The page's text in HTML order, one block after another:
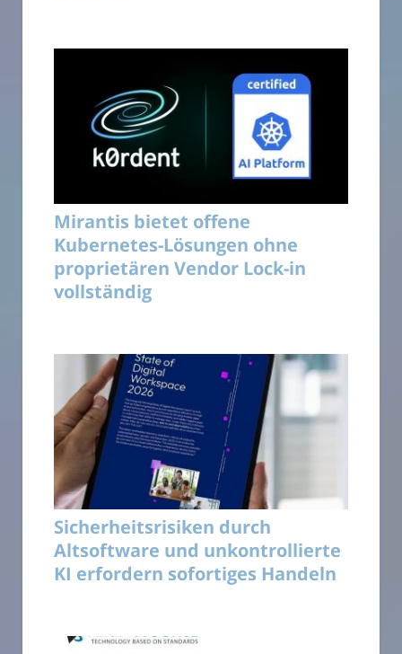
Mirantis bietet offene
Kubernetes-Lösungen ohne
proprietären Vendor Lock-in
vollständig
Sicherheitsrisiken durch
Altsoftware und unkontrollierte
KI erfordern sofortiges Handeln